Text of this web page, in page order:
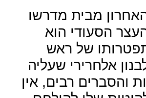
מבית מדרשו
הסעודי הוא
של ראש
אלחרירי שעליה
והסברים רבים, אין